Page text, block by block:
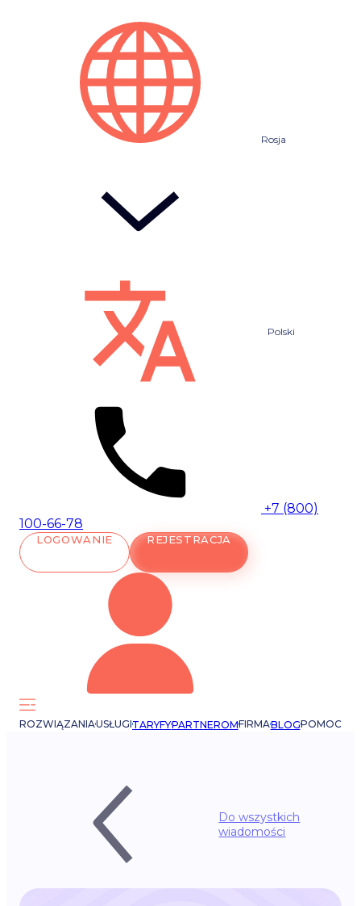
Rosja
Polski
+7 (800)
100-66-78
LOGOWANIE REJESTRACJA
ROZWIĄZANIAUSŁUGITARYFYPARTNEROMFIRMABLOGPOMOC
Do wszystkich
wiadomości